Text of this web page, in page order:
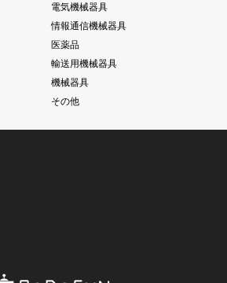
電気機械器具
情報通信機械器具
医薬品
輸送用機械器具
機械器具
その他